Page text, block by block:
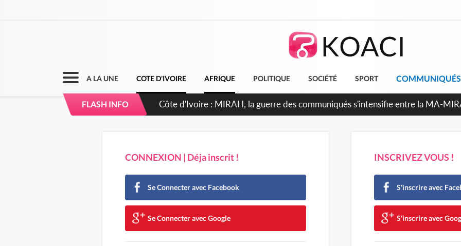
A LA UNE COTE D'IVOIRE AFRIQUE POLITIQUE SOCIÉTÉ SPORT COMMUNIQUÉS
FLASH INFO Côte d'Ivoire : Indépendance 2026, Thiam plaide pour un environnement
CONNEXION | Déja inscrit !
Se Connecter avec Facebook
Se Connecter avec Google
INSCRIVEZ VOUS !
S'inscrire avec
S'inscrire avec